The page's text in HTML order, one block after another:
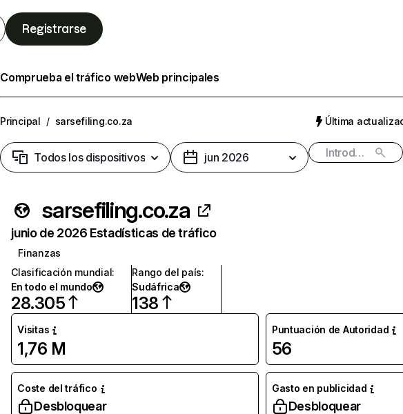
Registrarse
Comprueba el tráfico webWeb principales
Principal / sarsefiling.co.za Última
Todos los dispositivos jun 2026
sarsefiling.co.za
junio de 2026 Estadísticas de tráfico
Finanzas
Clasificación mundial:
En todo el mundo
28.305
Rango del país:
Sudáfrica
138
Visitas
1,76 M
Puntuación de Autoridad
56
Coste del tráfico
Desbloquear
Gasto en publicidad
Desbloquear